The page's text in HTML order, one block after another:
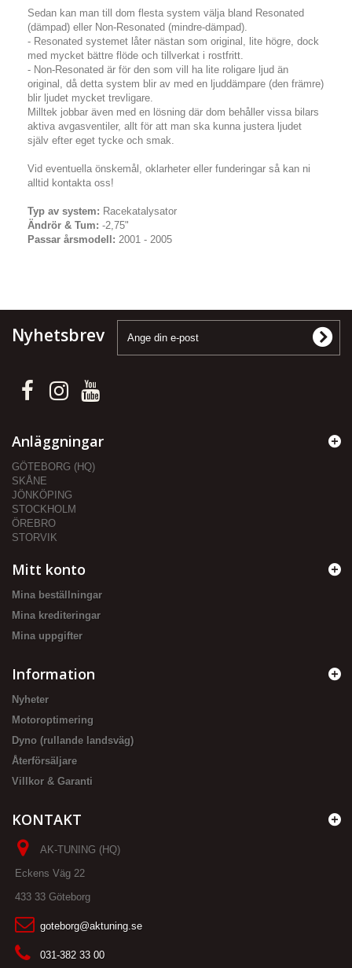
Sedan kan man till dom flesta system välja bland Resonated
(dämpad) eller Non-Resonated (mindre-dämpad).
- Resonated systemet låter nästan som original, lite högre, dock
med mycket bättre flöde och tillverkat i rostfritt.
- Non-Resonated är för den som vill ha lite roligare ljud än
original, då detta system blir av med en ljuddämpare (den främre)
blir ljudet mycket trevligare.
Milltek jobbar även med en lösning där dom behåller vissa bilars
aktiva avgasventiler, allt för att man ska kunna justera ljudet
själv efter eget tycke och smak.
Vid eventuella önskemål, oklarheter eller funderingar så kan ni
alltid kontakta oss!
Typ av system: Racekatalysator
Ändrör & Tum: -2,75"
Passar årsmodell: 2001 - 2005
Nyhetsbrev
Anläggningar
GÖTEBORG (HQ)
SKÅNE
JÖNKÖPING
STOCKHOLM
ÖREBRO
STORVIK
Mitt konto
Mina beställningar
Mina krediteringar
Mina uppgifter
Information
Nyheter
Motoroptimering
Dyno (rullande landsväg)
Återförsäljare
Villkor & Garanti
KONTAKT
AK-TUNING (HQ)
Eckens Väg 22
433 33 Göteborg
goteborg@aktuning.se
031-382 33 00